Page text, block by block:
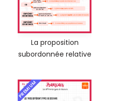
La proposition
subordonnée relative
PREMIUM